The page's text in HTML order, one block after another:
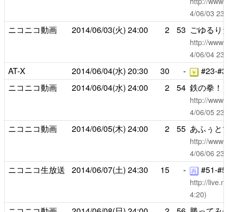
4/06/03
ニコニコ動画 2014/06/03(火) 24:00 2 53 ごゆるり
http://
4/06/04
AT-X 2014/06/04(水) 20:30 30 - ￥
#23-
ニコニコ動画
2014/06/04(水) 24:00 2 54 鉄の拳！
http://
4/06/05
ニコニコ動画 2014/06/05(木) 24:00 2 55 あふぅと
http://
4/06/06
ニコニコ生放送 2014/06/07(土) 24:30 15 - 再 #51-
http://
4:20)